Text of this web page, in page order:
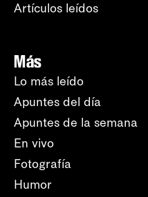
Artículos leídos
Más
Lo más leído
Apuntes del día
Apuntes de la semana
En vivo
Fotografía
Humor